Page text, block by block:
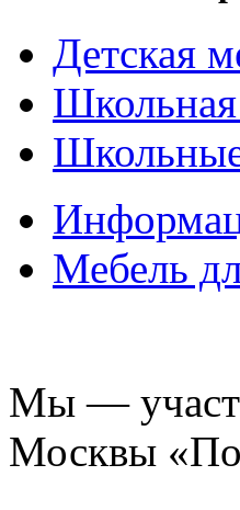
Детская
Мебель
Мы —
Москвы